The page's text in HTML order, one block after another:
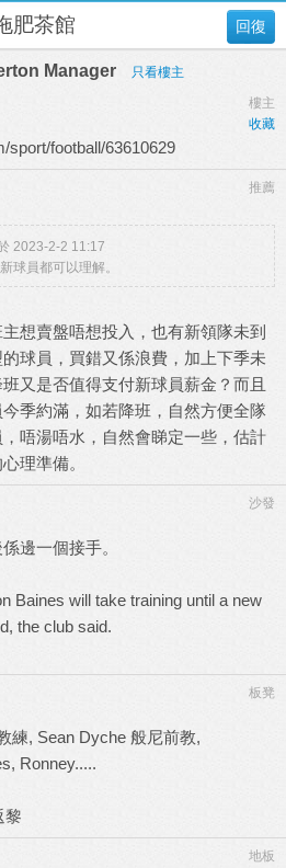
回復
肥茶館
Manager
只看樓主
樓主
收藏
sport/football/63610629
推薦
2023-2-2 11:17
球員都可以理解。
想賣盤唔想投入，也有新領隊未到
球員，買錯又係浪費，加上下季未
又是否值得支付新球員薪金？而且
季約滿，如若降班，自然方便全隊
唔湯唔水，自然會睇定一些，估計
理準備。
沙發
邊一個接手。
Baines will take training until a new
the club said.
板凳
練, Sean Dyche 般尼前教,
Ronney.....
黎
地板